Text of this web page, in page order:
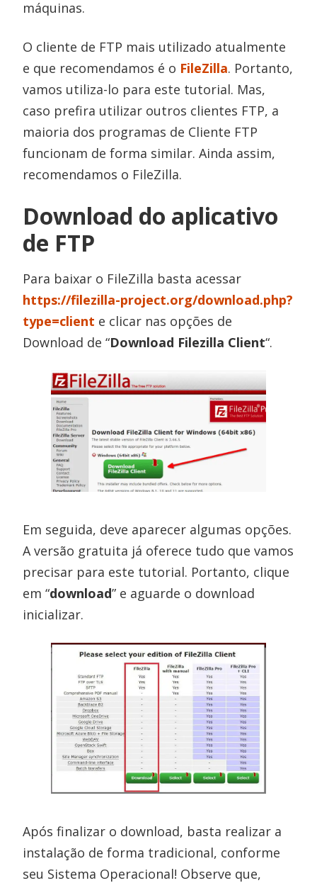
máquinas.
O cliente de FTP mais utilizado atualmente
e que recomendamos é o FileZilla. Portanto,
vamos utiliza-lo para este tutorial. Mas,
caso prefira utilizar outros clientes FTP, a
maioria dos programas de Cliente FTP
funcionam de forma similar. Ainda assim,
recomendamos o FileZilla.
Download do aplicativo
de FTP
Para baixar o FileZilla basta acessar
https://filezilla-project.org/download.php?
type=client e clicar nas opções de
Download de “Download Filezilla Client“.
Em seguida, deve aparecer algumas opções.
A versão gratuita já oferece tudo que vamos
precisar para este tutorial. Portanto, clique
em “download” e aguarde o download
inicializar.
Após finalizar o download, basta realizar a
instalação de forma tradicional, conforme
seu Sistema Operacional! Observe que,